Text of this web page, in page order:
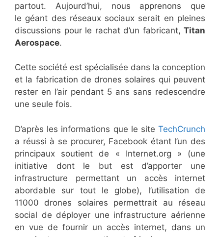
partout. Aujourd’hui, nous apprenons que
le géant des réseaux sociaux serait en pleines
discussions pour le rachat d’un fabricant, Titan
Aerospace.
Cette société est spécialisée dans la conception
et la fabrication de drones solaires qui peuvent
rester en l’air pendant 5 ans sans redescendre
une seule fois.
D’après les informations que le site TechCrunch
a réussi à se procurer, Facebook étant l’un des
principaux soutient de « Internet.org » (une
initiative dont le but est d’apporter une
infrastructure permettant un accès internet
abordable sur tout le globe), l’utilisation de
11000 drones solaires permettrait au réseau
social de déployer une infrastructure aérienne
en vue de fournir un accès internet, dans un